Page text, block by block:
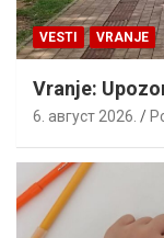
VESTI VRANJE
Vranje:
6. август 2026.